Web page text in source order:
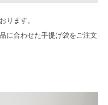
ります。
に合わせた手提げ袋をご注文